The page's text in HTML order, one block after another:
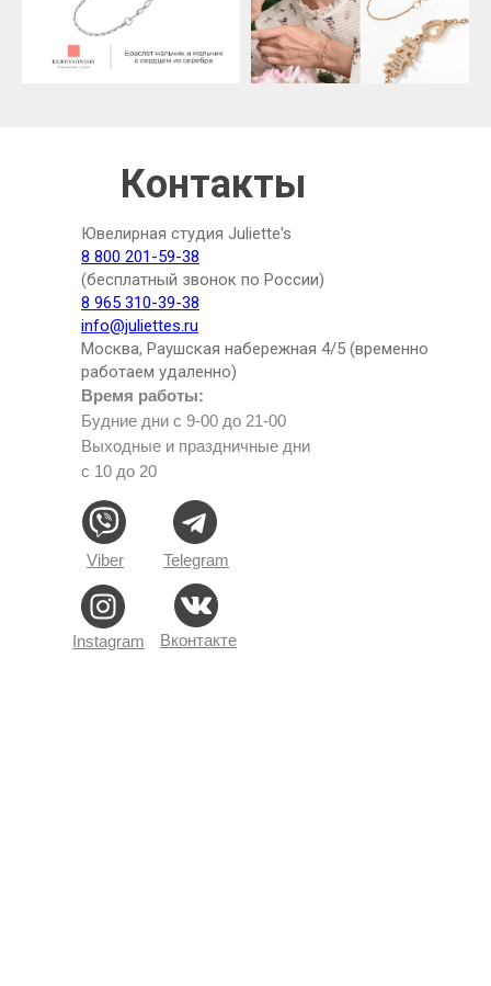
Время работы:
Будние дни с 9-00 до 21-00
Выходные и праздничные дни
с 10 до 20
Telegram
Viber
Instagram
Ювелирная студия Juliette's
8 800 201-59-38
(бесплатный звонок по России)
8 965 310-39-38
info@juliettes.ru
Москва, Раушская набережная 4/5 (временно
работаем удаленно)
Контакты
Вконтакте